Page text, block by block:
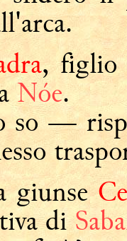
,
Nóe.
—
giunse
di